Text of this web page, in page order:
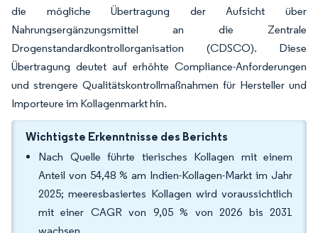
die mögliche Übertragung der Aufsicht über
Nahrungsergänzungsmittel an die Zentrale
Drogenstandardkontrollorganisation (CDSCO). Diese
Übertragung deutet auf erhöhte Compliance-Anforderungen
und strengere Qualitätskontrollmaßnahmen für Hersteller und
Importeure im Kollagenmarkt hin.
Wichtigste Erkenntnisse des Berichts
Nach Quelle führte tierisches Kollagen mit einem
Anteil von 54,48 % am Indien-Kollagen-Markt im Jahr
2025; meeresbasiertes Kollagen wird voraussichtlich
mit einer CAGR von 9,05 % von 2026 bis 2031